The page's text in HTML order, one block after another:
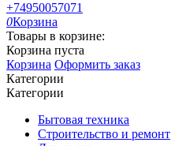
+74950057071
0Корзина
Товары в корзине:
Корзина пуста
Корзина Оформить заказ
Категории
Категории
Бытовая техника
Строительство и ремонт